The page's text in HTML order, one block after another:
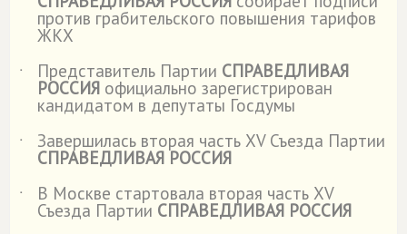
против грабительского повышения тарифов
ЖКХ
˙
Представитель Партии СПРАВЕДЛИВАЯ
РОССИЯ официально зарегистрирован
кандидатом в депутаты Госдумы
˙
Завершилась вторая часть XV Съезда Партии
СПРАВЕДЛИВАЯ РОССИЯ
˙
В Москве стартовала вторая часть XV
Съезда Партии СПРАВЕДЛИВАЯ РОССИЯ